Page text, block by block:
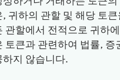
귀하의 관할 및 해당 토큰
관할에서 전적으로 귀하
토큰과 관련하여 법률, 증
하지 않습니다.